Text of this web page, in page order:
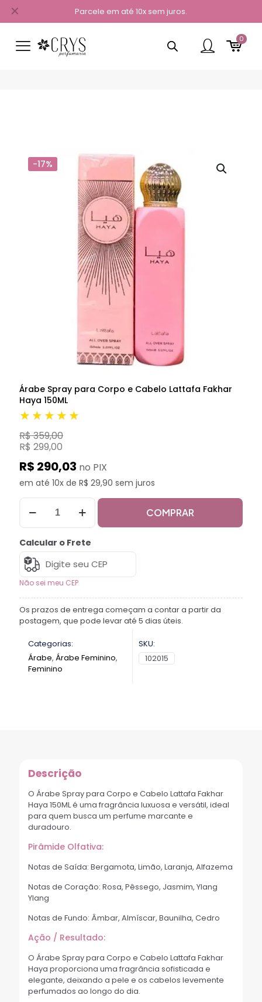
Parcele em até 10x sem juros.
✕
0
-17%
Árabe Spray para Corpo e Cabelo Lattafa Fakhar
Haya 150ML
★★★★★
R$ 359,00
R$ 299,00
R$ 290,03 no PIX
em até 10x de R$ 29,90 sem juros
COMPRAR
Calcular o Frete
Não sei meu CEP
Os prazos de entrega começam a contar a partir da
postagem, que pode levar até 5 dias úteis.
Categorias:
Árabe, Árabe Feminino,
Feminino
SKU:
102015
Descrição
O Árabe Spray para Corpo e Cabelo Lattafa Fakhar
Haya 150ML é uma fragrância luxuosa e versátil, ideal
para quem busca um perfume marcante e
duradouro.
Pirâmide Olfativa:
Notas de Saída: Bergamota, Limão, Laranja, Alfazema
Notas de Coração: Rosa, Pêssego, Jasmim, Ylang
Ylang
Notas de Fundo: Âmbar, Almíscar, Baunilha, Cedro
Ação / Resultado:
O Árabe Spray para Corpo e Cabelo Lattafa Fakhar
Haya proporciona uma fragrância sofisticada e
elegante, deixando a pele e os cabelos levemente
perfumados ao longo do dia.